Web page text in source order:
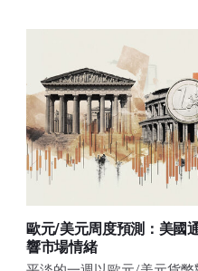
歐元/美元周度預測：美國
響市場情緒